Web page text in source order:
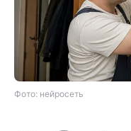
Фото: нейросеть